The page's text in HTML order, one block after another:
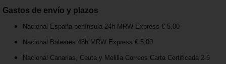
Gastos de envío y plazos
Nacional España península 24h MRW Express € 5,00
Nacional Baleares 48h MRW Express € 5,00
Nacional Canarias, Ceuta y Melilla Correos Carta Certificada 2-5